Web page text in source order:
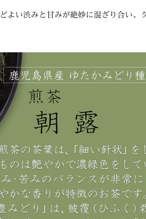
よい渋みと甘みが絶妙に混ざり合い、